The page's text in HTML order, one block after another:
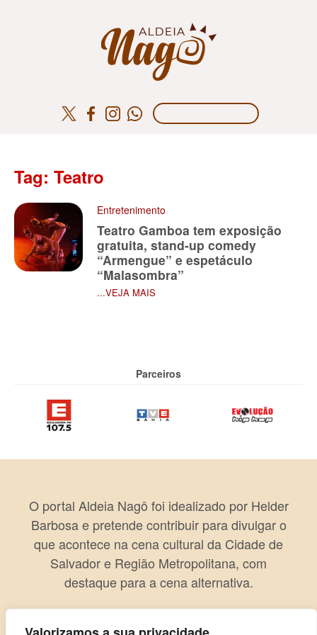
Tag: Teatro
Entretenimento
Teatro Gamboa tem exposição
gratuita, stand-up comedy
“Armengue” e espetáculo
“Malasombra”
...VEJA MAIS
Parceiros
O portal Aldeia Nagô foi idealizado por Helder
Barbosa e pretende contribuir para divulgar o
que acontece na cena cultural da Cidade de
Salvador e Região Metropolitana, com
destaque para a cena alternativa.